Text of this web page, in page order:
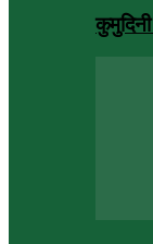
कुमुदिनी